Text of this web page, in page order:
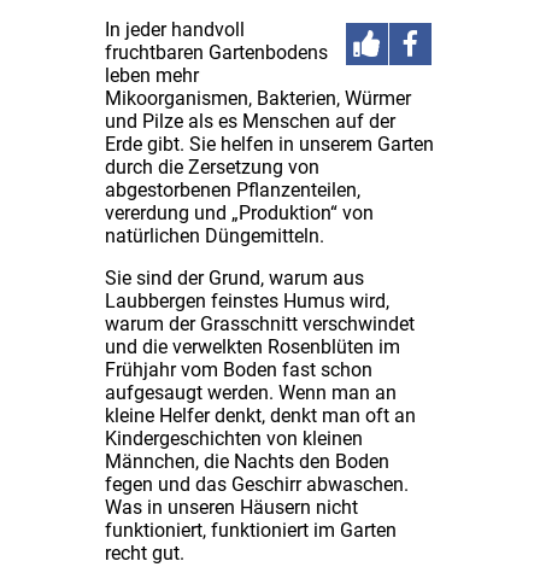
In jeder handvoll
fruchtbaren Gartenbodens
leben mehr
Mikoorganismen, Bakterien, Würmer
und Pilze als es Menschen auf der
Erde gibt. Sie helfen in unserem Garten
durch die Zersetzung von
abgestorbenen Pflanzenteilen,
vererdung und „Produktion“ von
natürlichen Düngemitteln.
Sie sind der Grund, warum aus
Laubbergen feinstes Humus wird,
warum der Grasschnitt verschwindet
und die verwelkten Rosenblüten im
Frühjahr vom Boden fast schon
aufgesaugt werden. Wenn man an
kleine Helfer denkt, denkt man oft an
Kindergeschichten von kleinen
Männchen, die Nachts den Boden
fegen und das Geschirr abwaschen.
Was in unseren Häusern nicht
funktioniert, funktioniert im Garten
recht gut.